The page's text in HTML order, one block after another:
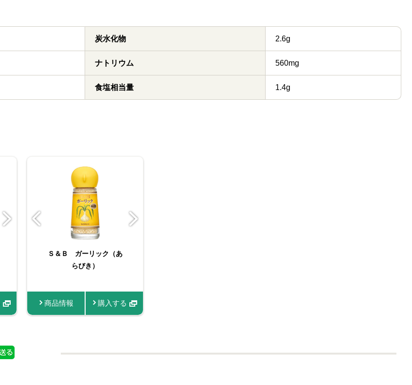
炭水化物 2.6g
ナトリウム 560mg
食塩相当量 1.4g
Ｓ＆Ｂ 袋入り ブラッ
クペッパー（あらびき）
商品情報 購入する
Ｓ＆Ｂ ガーリック（あ
らびき）
商品情報 購入する